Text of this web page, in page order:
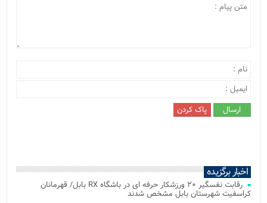
اخبار برگزیده
رقابت نفسگیر ۲۰ ورزشکار حرفه ای در باشگاه RX بابل/ قهرمانان
کراسفیت شهرستان بابل مشخص شدند